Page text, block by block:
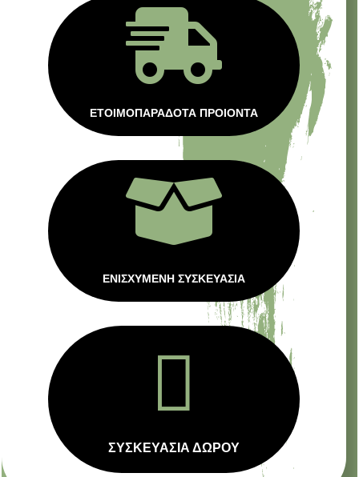

ΕΤΟΙΜΟΠΑΡΑΔΟΤΑ ΠΡΟΙΟΝΤΑ

ΕΝΙΣΧΥΜΕΝΗ ΣΥΣΚΕΥΑΣΙΑ

ΣΥΣΚΕΥΑΣΙΑ ΔΩΡΟΥ